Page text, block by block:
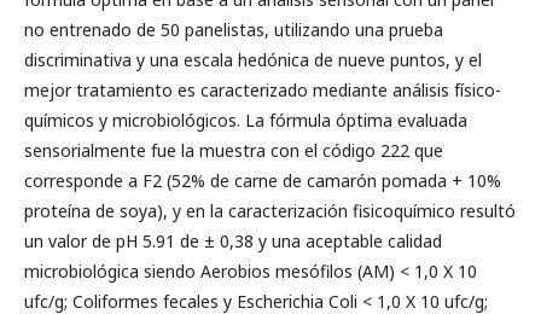
no entrenado de 50 panelistas, utilizando una prueba
discriminativa y una escala hedónica de nueve puntos, y el
mejor tratamiento es caracterizado mediante análisis físico-
químicos y microbiológicos. La fórmula óptima evaluada
sensorialmente fue la muestra con el código 222 que
corresponde a F2 (52% de carne de camarón pomada + 10%
proteína de soya), y en la caracterización fisicoquímico resultó
un valor de pH 5.91 de ± 0,38 y una aceptable calidad
microbiológica siendo Aerobios mesófilos (AM) < 1,0 X 10
ufc/g; Coliformes fecales y Escherichia Coli < 1,0 X 10 ufc/g;